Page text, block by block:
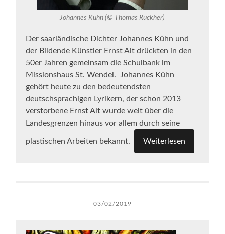
Johannes Kühn (© Thomas Rückher)
Der saarländische Dichter Johannes Kühn und
der Bildende Künstler Ernst Alt drückten in den
50er Jahren gemeinsam die Schulbank im
Missionshaus St. Wendel.
Johannes Kühn
gehört heute zu den bedeutendsten
deutschsprachigen Lyrikern, der schon 2013
verstorbene Ernst Alt wurde weit über die
Landesgrenzen hinaus vor allem durch seine
plastischen Arbeiten bekannt. Weiterlesen
03/02/2019